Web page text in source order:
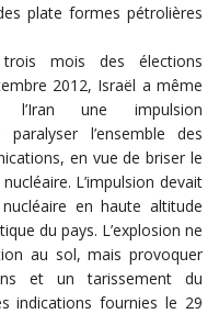
plate formes pétrolières
mois des élections
2012, Israël a même
une impulsion
l’ensemble des
en vue de briser le
L’impulsion devait
en haute altitude
du pays. L’explosion ne
au sol, mais provoquer
et un tarissement du
indications fournies le 29